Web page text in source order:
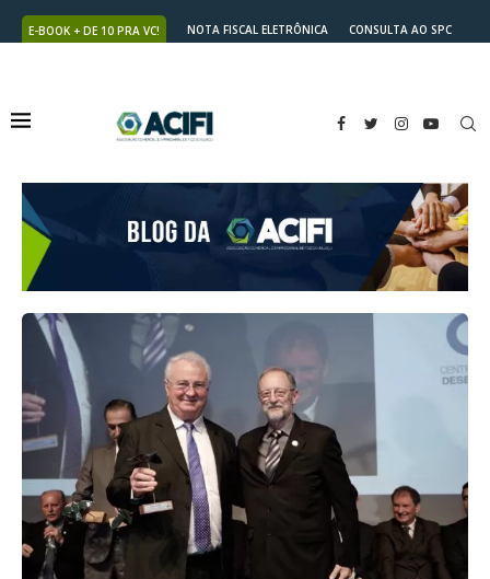
E-BOOK + DE 10 PRA VC! NOTA FISCAL ELETRÔNICA
CONSULTA AO SPC